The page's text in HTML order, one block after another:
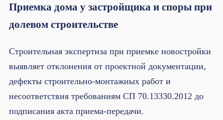
Приемка дома у застройщика и споры при
долевом строительстве
Строительная экспертиза при приемке новостройки
выявляет отклонения от проектной документации,
дефекты строительно-монтажных работ и
несоответствия требованиям СП 70.13330.2012 до
подписания акта приема-передачи.